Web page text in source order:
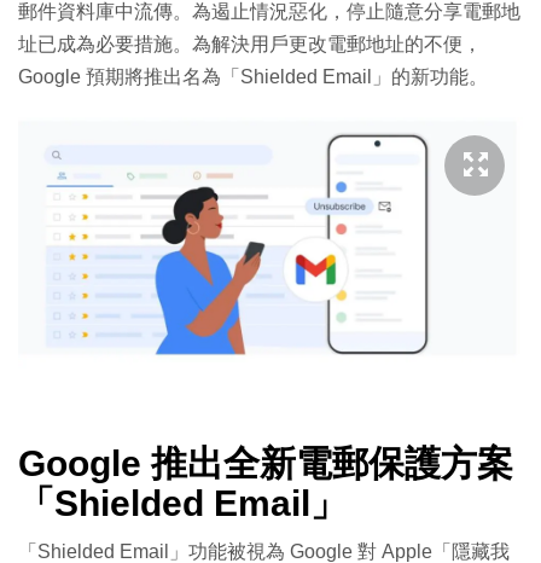
郵件資料庫中流傳。為遏止情況惡化，停止隨意分享電郵地
址已成為必要措施。為解決用戶更改電郵地址的不便，
Google 預期將推出名為「Shielded Email」的新功能。
Google 推出全新電郵保護方案
「Shielded Email」
「Shielded Email」功能被視為 Google 對 Apple「隱藏我